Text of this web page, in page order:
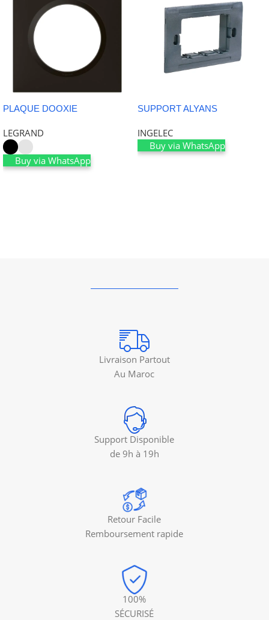
PLAQUE DOOXIE
LEGRAND
Buy via WhatsApp
SUPPORT ALYANS
INGELEC
Buy via WhatsApp
Livraison Partout
Au Maroc
Support Disponible
de 9h à 19h
Retour Facile
Remboursement rapide
100%
SÉCURISÉ